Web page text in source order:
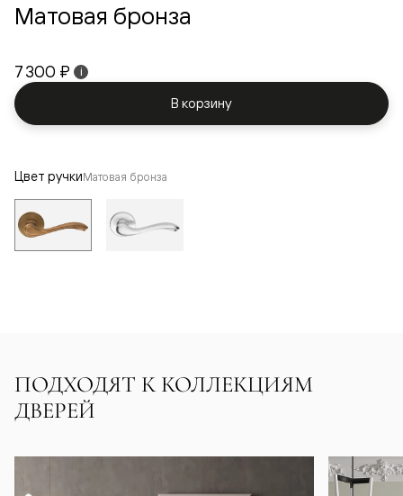
Матовая бронза
7 300 ₽ i
В корзину
Цвет ручкиМатовая бронза
ПОДХОДЯТ К КОЛЛЕКЦИЯМ
ДВЕРЕЙ